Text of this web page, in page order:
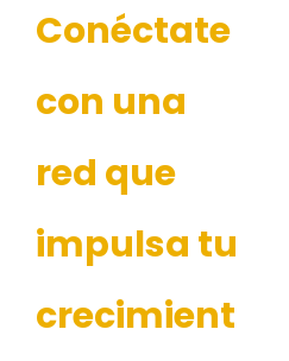
Conéctate
con una
red que
impulsa tu
crecimient